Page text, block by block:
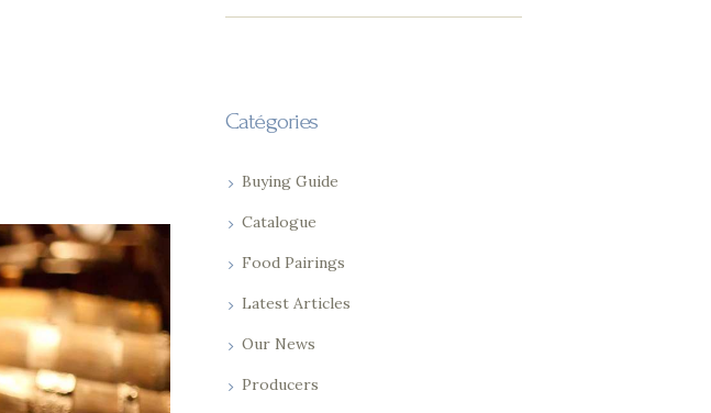
Catégories
Buying Guide
Catalogue
Food Pairings
Latest Articles
Our News
Producers